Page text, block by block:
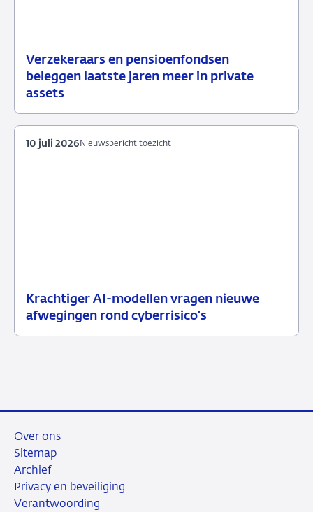
Verzekeraars en pensioenfondsen
beleggen laatste jaren meer in private
assets
15
juli
Nieuwsbericht
toezicht
Krachtiger AI-modellen vragen nieuwe
afwegingen rond cyberrisico's
10
Nieuwsbericht
Nieuwsbericht toezicht
10 juli 2026
Over ons
Sitemap
Archief
Privacy en beveiliging
Verantwoording